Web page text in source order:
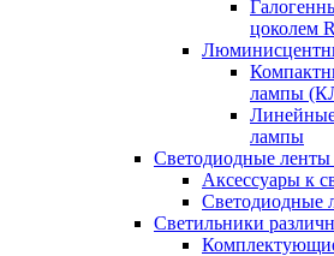
цоколем
лампы
лампы
Светодиодные
Аксессуары к
Светодиодные
Светильники